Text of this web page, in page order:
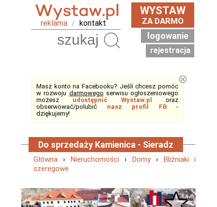
reklama / kontakt
WYSTAW
ZA DARMO
logowanie
rejestracja
Masz konto na Facebooku? Jeśli chcesz pomóc
w rozwoju darmowego serwisu ogłoszeniowego
możesz udostępnić Wystaw.pl
oraz
obserwować/polubić nasz profil FB-
dziękujemy!
⊗
Do sprzedaży Kamienica - Sieradz
Główna › Nieruchomości › Domy› Bliźniaki i
szeregowe